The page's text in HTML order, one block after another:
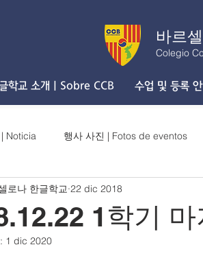
바르
Colegio
학교 소개 | Sobre CCB 수업 및 등록
Noticia 행사 사진 | Fotos de eventos
1학기 마
로나 한글학교 22 dic 2018
1 dic 2020